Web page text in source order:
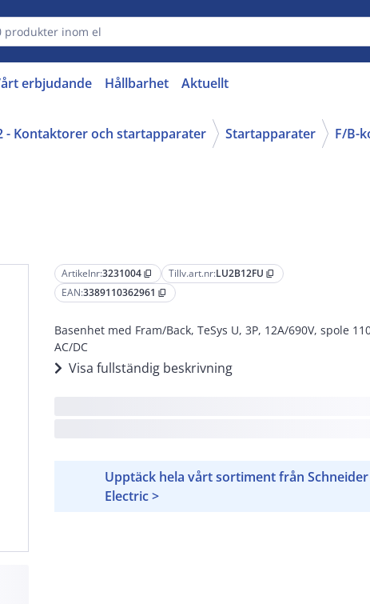
erbjudande Hållbarhet Aktuellt
- Kontaktorer och startapparater Startapparater F/B-
Artikelnr:3231004 content_copy Tillv.art.nr:LU2B12FU content_copy
EAN:3389110362961 content_copy
Basenhet med Fram/Back, TeSys U, 3P, 12A/690V, spole
AC/DC
Visa fullständig beskrivning
Upptäck hela vårt sortiment från Schneider
Electric >